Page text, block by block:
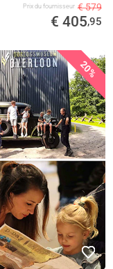
Prix ​​du fournisseur € 579
€ 405,95
20%